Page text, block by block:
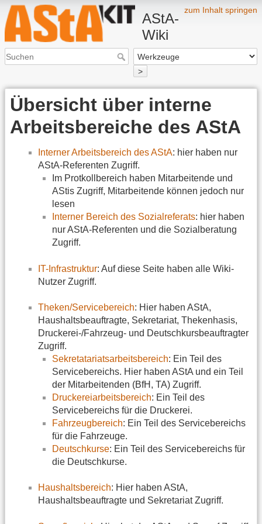
zum Inhalt springen
AStA-
Wiki
>
Übersicht über interne
Arbeitsbereiche des AStA
Interner Arbeitsbereich des AStA: hier haben nur
AStA-Referenten Zugriff.
Im Protkollbereich haben Mitarbeitende und
AStis Zugriff, Mitarbeitende können jedoch nur
lesen
Interner Bereich des Sozialreferats: hier haben
nur AStA-Referenten und die Sozialberatung
Zugriff.
IT-Infrastruktur: Auf diese Seite haben alle Wiki-
Nutzer Zugriff.
Theken/Servicebereich: Hier haben AStA,
Haushaltsbeauftragte, Sekretariat, Thekenhasis,
Druckerei-/Fahrzeug- und Deutschkursbeauftragter
Zugriff.
Sekretatariatsarbeitsbereich: Ein Teil des
Servicebereichs. Hier haben AStA und ein Teil
der Mitarbeitenden (BfH, TA) Zugriff.
Druckereiarbeitsbereich: Ein Teil des
Servicebereichs für die Druckerei.
Fahrzeugbereich: Ein Teil des Servicebereichs
für die Fahrzeuge.
Deutschkurse: Ein Teil des Servicebereichs für
die Deutschkurse.
Haushaltsbereich: Hier haben AStA,
Haushaltsbeauftragte und Sekretariat Zugriff.